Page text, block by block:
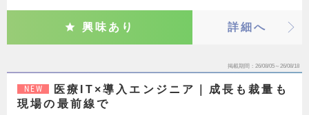
興味あり 詳細へ
掲載期間 26/08/05～26/08/18
NEW
医療IT×導入エンジニア｜成長も裁量も
現場の最前線で